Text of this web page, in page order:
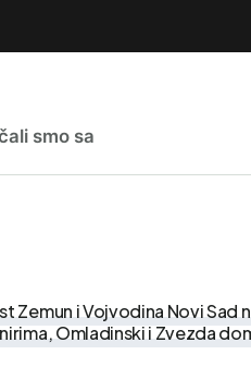
smo sa
Zemun i Vojvodina Novi Sad
Omladinski i Zvezda